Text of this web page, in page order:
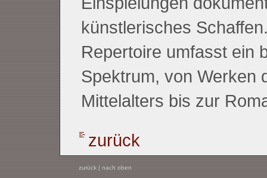
künstlerisches
Repertoire umfasst ein
Spektrum, von Werken
Mittelalters bis zur
zurück
zurück| nach oben